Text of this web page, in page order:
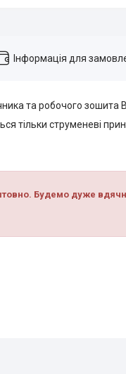
Інформація для
та робочого зошита
тільки струменеві
Будемо дуже